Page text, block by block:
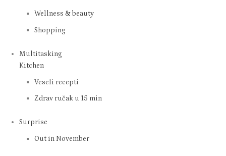
Wellness & beauty
Shopping
Multitasking
Kitchen
Veseli recepti
Zdrav ručak u 15 min
Surprise
Out in November